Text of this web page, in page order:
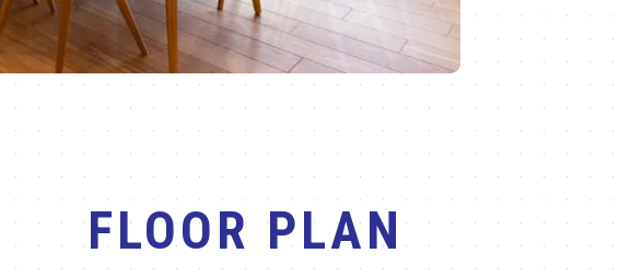
FLOOR PLAN